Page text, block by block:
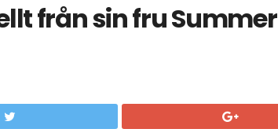
från sin fru Summer